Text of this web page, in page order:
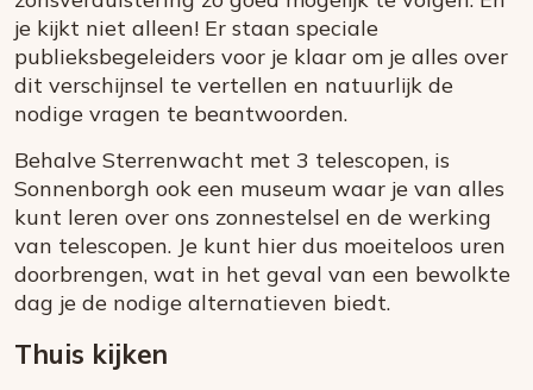
je kijkt niet alleen! Er staan speciale
publieksbegeleiders voor je klaar om je alles over
dit verschijnsel te vertellen en natuurlijk de
nodige vragen te beantwoorden.
Behalve Sterrenwacht met 3 telescopen, is
Sonnenborgh ook een museum waar je van alles
kunt leren over ons zonnestelsel en de werking
van telescopen. Je kunt hier dus moeiteloos uren
doorbrengen, wat in het geval van een bewolkte
dag je de nodige alternatieven biedt.
Thuis kijken